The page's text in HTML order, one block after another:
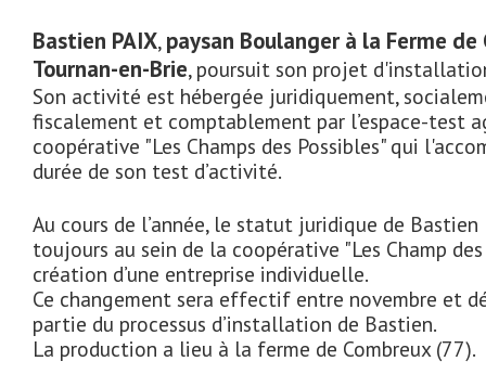
Bastien PAIX, paysan Boulanger à la Ferme
Tournan-en-Brie, poursuit son projet
Son activité est hébergée juridiquement,
fiscalement et comptablement par l’espace-test
coopérative "Les Champs des Possibles" qui
durée de son test d’activité.
Au cours de l’année, le statut juridique de Bastien
toujours au sein de la coopérative "Les Champ
création d’une entreprise individuelle.
Ce changement sera effectif entre novembre et
partie du processus d’installation de Bastien.
La production a lieu à la ferme de Combreux (77).